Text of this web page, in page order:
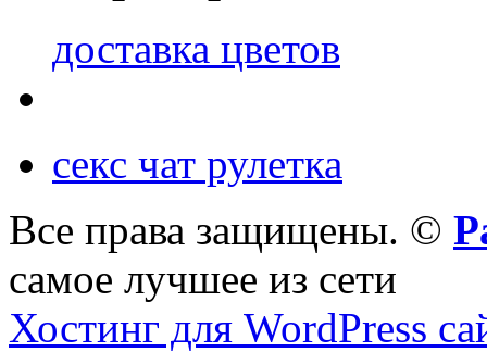
доставка цветов
секс чат рулетка
Все права защищены. ©
самое лучшее из сети
Хостинг для WordPress